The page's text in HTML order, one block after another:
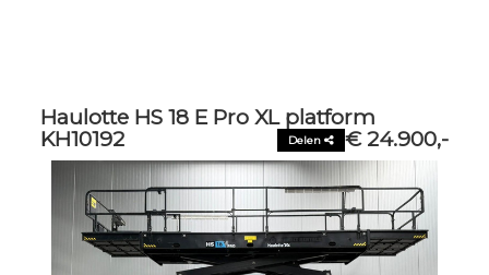
Haulotte HS 18 E Pro XL platform
KH10192
€ 24.900,-
Delen